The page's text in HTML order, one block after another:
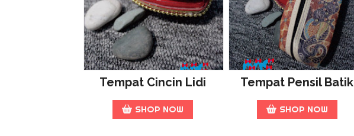
Tempat Cincin Lidi
SHOP NOW
Tempat Pensil Batik
SHOP NOW